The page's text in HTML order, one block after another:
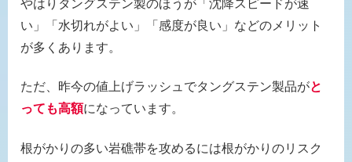
やはりタングステン製のほうが「沈降スピードが速
い」「水切れがよい」「感度が良い」などのメリット
が多くあります。
ただ、昨今の値上げラッシュでタングステン製品がと
っても高額になっています。
根がかりの多い岩礁帯を攻めるには根がかりのリスク